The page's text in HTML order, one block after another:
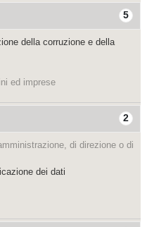
5
della corruzione e della
ed imprese
2
di direzione o di
dei dati